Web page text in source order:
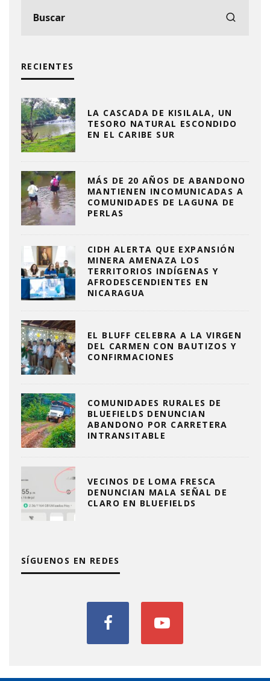
RECIENTES
LA CASCADA DE KISILALA, UN
TESORO NATURAL ESCONDIDO
EN EL CARIBE SUR
MÁS DE 20 AÑOS DE ABANDONO
MANTIENEN INCOMUNICADAS A
COMUNIDADES DE LAGUNA DE
PERLAS
CIDH ALERTA QUE EXPANSIÓN
MINERA AMENAZA LOS
TERRITORIOS INDÍGENAS Y
AFRODESCENDIENTES EN
NICARAGUA
EL BLUFF CELEBRA A LA VIRGEN
DEL CARMEN CON BAUTIZOS Y
CONFIRMACIONES
COMUNIDADES RURALES DE
BLUEFIELDS DENUNCIAN
ABANDONO POR CARRETERA
INTRANSITABLE
VECINOS DE LOMA FRESCA
DENUNCIAN MALA SEÑAL DE
CLARO EN BLUEFIELDS
SÍGUENOS EN REDES